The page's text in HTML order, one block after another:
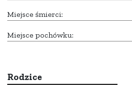
Miejsce śmierci:
Miejsce pochówku:
Rodzice